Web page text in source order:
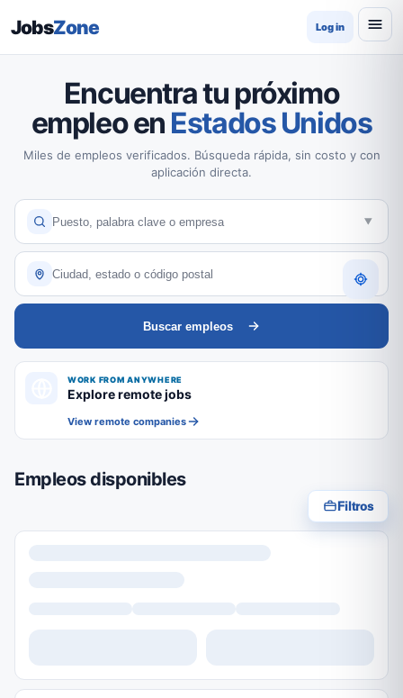
JobsZone Log in
Encuentra tu próximo
empleo en Estados Unidos
Miles de empleos verificados. Búsqueda rápida, sin costo y con
aplicación directa.
Buscar empleos
WORK FROM ANYWHERE
Explore remote jobs
View remote companies
Empleos disponibles
Filtros